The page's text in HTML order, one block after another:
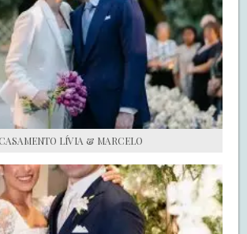
DE NOIVA PRA NOIVA
S.O.S CASADAS
FALE COM O SAY I DO
LÍVIA & MARCELO